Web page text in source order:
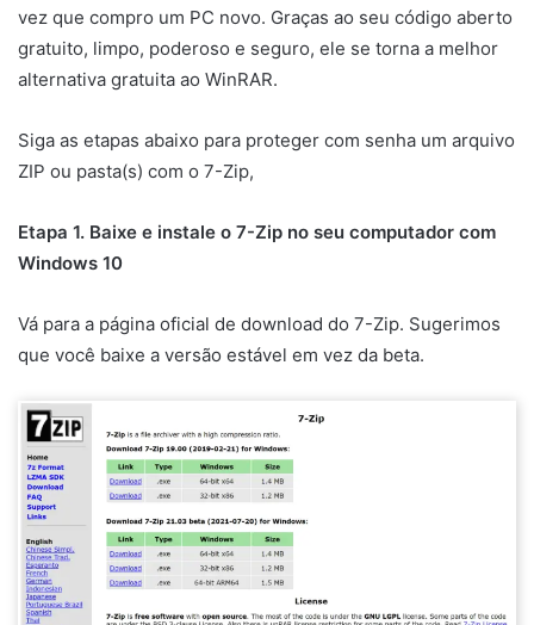
vez que compro um PC novo. Graças ao seu código aberto
gratuito, limpo, poderoso e seguro, ele se torna a melhor
alternativa gratuita ao WinRAR.
Siga as etapas abaixo para proteger com senha um arquivo
ZIP ou pasta(s) com o 7-Zip,
Etapa 1. Baixe e instale o 7-Zip no seu computador com
Windows 10
Vá para a página oficial de download do 7-Zip. Sugerimos
que você baixe a versão estável em vez da beta.